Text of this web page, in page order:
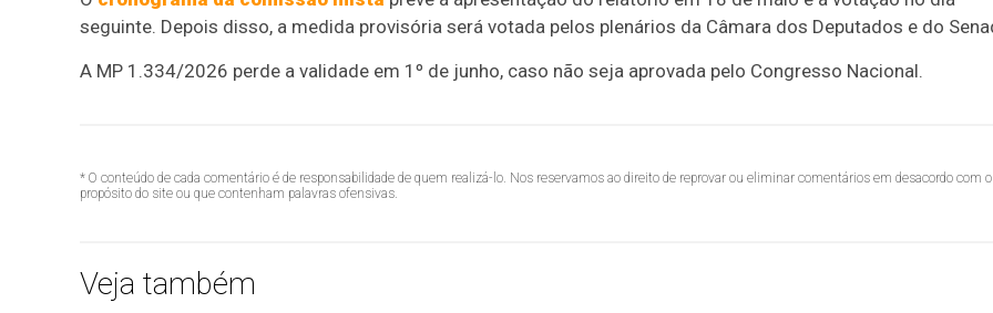
seguinte. Depois disso, a medida provisória será votada pelos plenários da Câmara dos Deputados e do
A MP 1.334/2026 perde a validade em 1º de junho, caso não seja aprovada pelo Congresso Nacional.
* O conteúdo de cada comentário é de responsabilidade de quem realizá-lo. Nos reservamos ao direito de reprovar ou eliminar comentários em desacordo com o
propósito do site ou que contenham palavras ofensivas.
Veja também